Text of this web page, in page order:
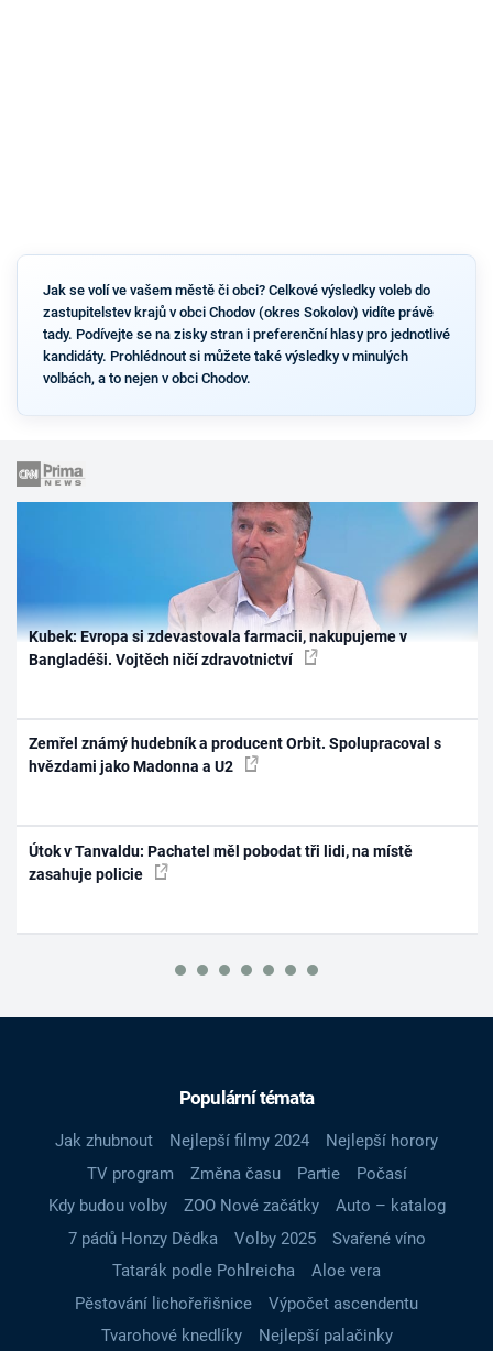
Jak se volí ve vašem městě či obci? Celkové výsledky voleb do
zastupitelstev krajů v obci Chodov (okres Sokolov) vidíte právě
tady. Podívejte se na zisky stran i preferenční hlasy pro jednotlivé
kandidáty. Prohlédnout si můžete také výsledky v minulých
volbách, a to nejen v obci Chodov.
Kubek: Evropa si zdevastovala farmacii, nakupujeme v
Bangladéši. Vojtěch ničí zdravotnictví
Zemřel známý hudebník a producent Orbit. Spolupracoval s
hvězdami jako Madonna a U2
Útok v Tanvaldu: Pachatel měl pobodat tři lidi, na místě
zasahuje policie
Populární témata
Jak zhubnout Nejlepší filmy 2024
Nejlepší horory
TV program
Změna času Partie
Počasí
Kdy budou volby
ZOO Nové začátky
Auto – katalog
7 pádů Honzy Dědka
Volby 2025
Svařené víno
Tatarák podle Pohlreicha
Aloe vera
Pěstování lichořeřišnice
Výpočet ascendentu
Tvarohové knedlíky
Nejlepší palačinky